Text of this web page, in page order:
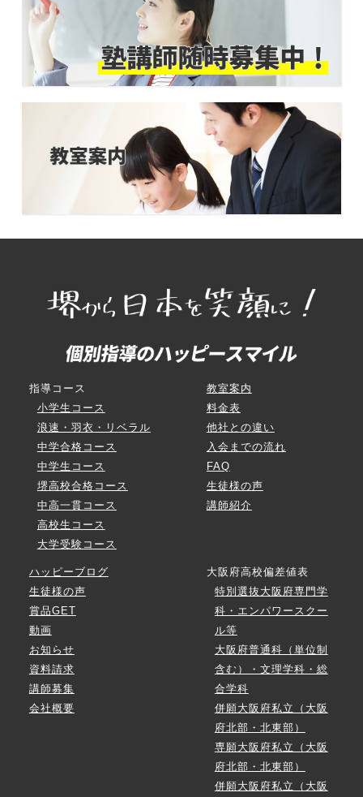
指導コース
小学生コース
浪速・羽衣・リベラル
中学合格コース
中学生コース
堺高校合格コース
中高一貫コース
高校生コース
大学受験コース
教室案内
料金表
他社との違い
入会までの流れ
FAQ
生徒様の声
講師紹介
ハッピーブログ
生徒様の声
賞品GET
動画
お知らせ
資料請求
講師募集
会社概要
大阪府高校偏差値表
特別選抜大阪府専門学
科・エンパワースクー
ル等
大阪府普通科（単位制
含む）・文理学科・総
合学科
併願大阪府私立（大阪
府北部・北東部）
専願大阪府私立（大阪
府北部・北東部）
併願大阪府私立（大阪